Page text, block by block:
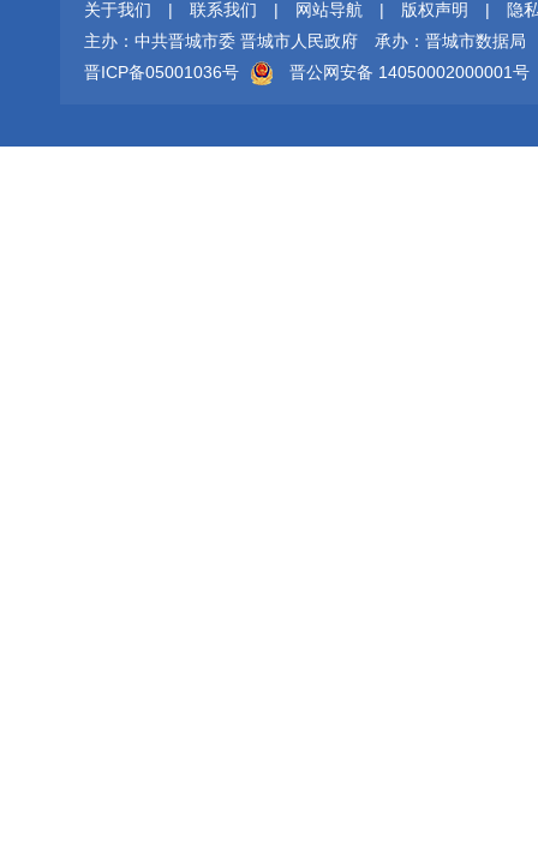
关于我们 | 联系我们 | 网站导航 | 版权声明 |
隐
主办：中共晋城市委 晋城市人民政府
承办：晋城市数据局
晋ICP备05001036号
晋公网安备 14050002000001号